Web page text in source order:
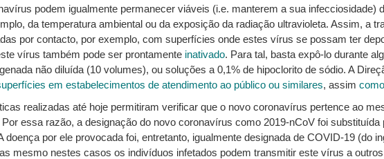
podem igualmente permanecer viáveis (i.e. manterem a sua infecciosidade)
da temperatura ambiental ou da exposição da radiação ultravioleta. Assim, a
por contacto, por exemplo, com superfícies onde estes vírus se possam ter
vírus também pode ser prontamente inativado. Para tal, basta expô-lo durante
não diluída (10 volumes), ou soluções a 0,1% de hipoclorito de sódio. A
em estabelecimentos de atendimento ao público ou similares, assim
realizadas até hoje permitiram verificar que o novo coronavírus pertence ao
essa razão, a designação do novo coronavírus como 2019-nCoV foi
doença por ele provocada foi, entretanto, igualmente designada de COVID-19 (do
mesmo nestes casos os indivíduos infetados podem transmitir este vírus a